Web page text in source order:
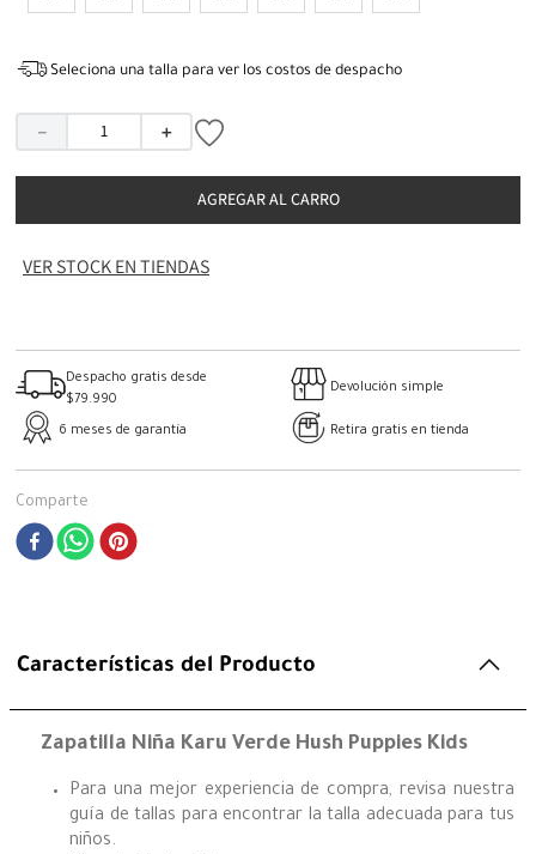
Seleciona una talla para ver los costos de despacho
＋
－
AGREGAR AL CARRO
VER STOCK EN TIENDAS
Despacho gratis desde
$79.990
Devolución simple
6 meses de garantía Retira gratis en tienda
Comparte
Características del Producto
Zapatilla Niña Karu Verde Hush Puppies Kids
Para una mejor experiencia de compra, revisa nuestra
guía de tallas para encontrar la talla adecuada para tus
niños.